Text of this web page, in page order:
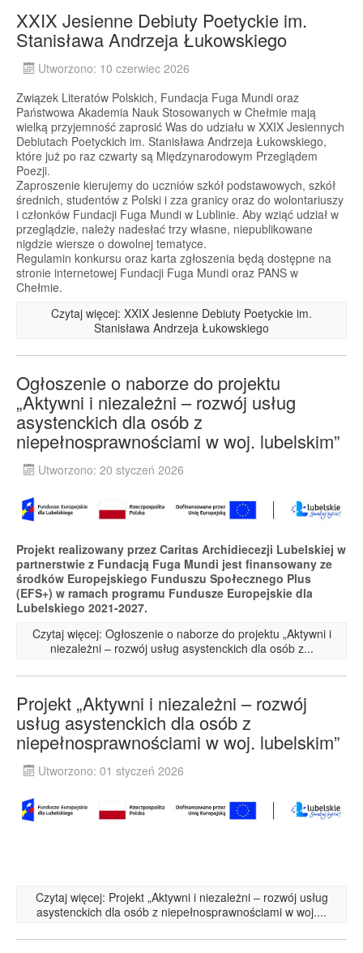
XXIX Jesienne Debiuty Poetyckie im.
Stanisława Andrzeja Łukowskiego
Utworzono: 10 czerwiec 2026
Związek Literatów Polskich, Fundacja Fuga Mundi oraz
Państwowa Akademia Nauk Stosowanych w Chełmie mają
wielką przyjemność zaprosić Was do udziału w XXIX Jesiennych
Debiutach Poetyckich im. Stanisława Andrzeja Łukowskiego,
które już po raz czwarty są Międzynarodowym Przeglądem
Poezji.
Zaproszenie kierujemy do uczniów szkół podstawowych, szkół
średnich, studentów z Polski i zza granicy oraz do wolontariuszy
i członków Fundacji Fuga Mundi w Lublinie. Aby wziąć udział w
przeglądzie, należy nadesłać trzy własne, niepublikowane
nigdzie wiersze o dowolnej tematyce.
Regulamin konkursu oraz karta zgłoszenia będą dostępne na
stronie internetowej Fundacji Fuga Mundi oraz PANS w
Chełmie.
Czytaj więcej: XXIX Jesienne Debiuty Poetyckie im.
Stanisława Andrzeja Łukowskiego
Ogłoszenie o naborze do projektu
„Aktywni i niezależni – rozwój usług
asystenckich dla osób z
niepełnosprawnościami w woj. lubelskim”
Utworzono: 20 styczeń 2026
Projekt realizowany przez Caritas Archidiecezji Lubelskiej w
partnerstwie z Fundacją Fuga Mundi jest finansowany ze
środków Europejskiego Funduszu Społecznego Plus
(EFS+) w ramach programu Fundusze Europejskie dla
Lubelskiego 2021-2027.
Czytaj więcej: Ogłoszenie o naborze do projektu „Aktywni i
niezależni – rozwój usług asystenckich dla osób z...
Projekt „Aktywni i niezależni – rozwój
usług asystenckich dla osób z
niepełnosprawnościami w woj. lubelskim”
Utworzono: 01 styczeń 2026
Czytaj więcej: Projekt „Aktywni i niezależni – rozwój usług
asystenckich dla osób z niepełnosprawnościami w woj....